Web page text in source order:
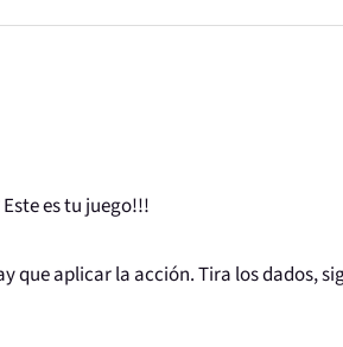
es tu juego!!!
que aplicar la acción. Tira los dados,